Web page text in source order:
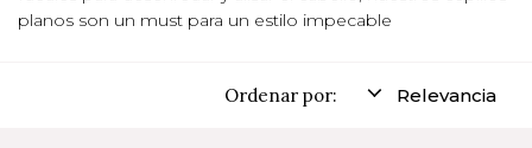
planos son un must para un estilo impecable
Ordenar por: Relevancia